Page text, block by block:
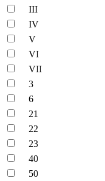
III
IV
V
VI
VII
3
6
21
22
23
40
50